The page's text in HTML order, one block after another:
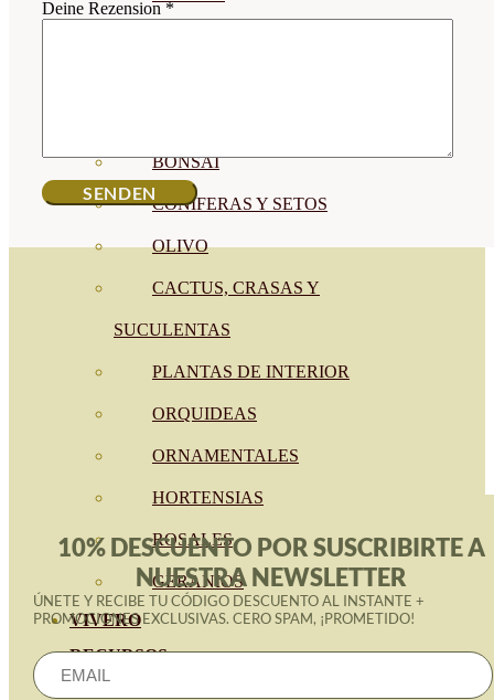
BONSAI
CONÍFERAS Y SETOS
OLIVO
CACTUS, CRASAS Y
SUCULENTAS
PLANTAS DE INTERIOR
ORQUIDEAS
ORNAMENTALES
HORTENSIAS
ROSALES
GERANIOS
VIVERO
RECURSOS
Deine Rezension*
10% DESCUENTO POR SUSCRIBIRTE A
NUESTRA NEWSLETTER
ÚNETE Y RECIBE TU CÓDIGO DESCUENTO AL INSTANTE +
PROMOCIONES EXCLUSIVAS. CERO SPAM, ¡PROMETIDO!